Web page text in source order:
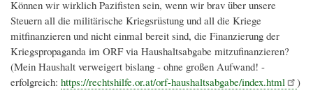
Können wir wirklich Pazifisten sein, wenn wir brav über unsere
Steuern all die militärische Kriegsrüstung und all die Kriege
mitfinanzieren und nicht einmal bereit sind, die Finanzierung der
Kriegspropaganda im ORF via Haushaltsabgabe mitzufinanzieren?
(Mein Haushalt verweigert bislang - ohne großen Aufwand! -
erfolgreich: https://rechtshilfe.or.at/orf-haushaltsabgabe/index.html
)